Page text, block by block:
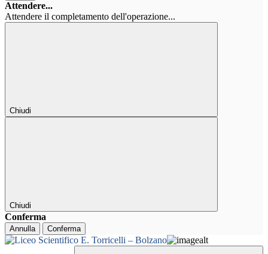
Attendere...
Attendere il completamento dell'operazione...
Chiudi
Chiudi
Conferma
Annulla Conferma